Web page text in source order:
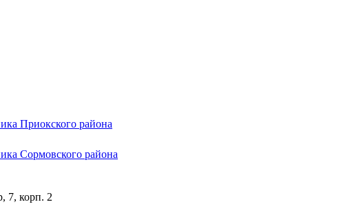
Приокского района
Сормовского района
7, корп. 2